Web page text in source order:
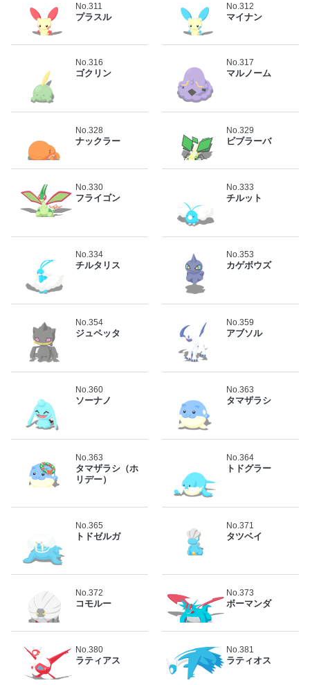
No.311
プラスル
No.312
マイナン
No.316
ゴクリン
No.317
マルノーム
No.328
ナックラー
No.329
ビブラーバ
No.330
フライゴン
No.333
チルット
No.334
チルタリス
No.353
カゲボウズ
No.354
ジュペッタ
No.359
アブソル
No.360
ソーナノ
No.363
タマザラシ
No.363
タマザラシ（ホ
リデー）
No.364
トドグラー
No.365
トドゼルガ
No.371
タツベイ
No.372
コモルー
No.373
ボーマンダ
No.380
ラティアス
No.381
ラティオス